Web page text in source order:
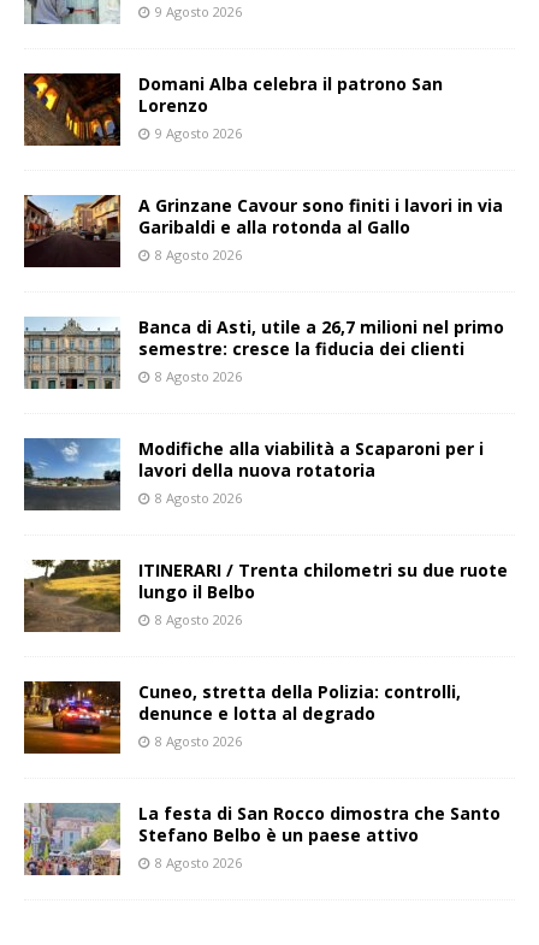
9 Agosto 2026
Domani Alba celebra il patrono San
Lorenzo
9 Agosto 2026
A Grinzane Cavour sono finiti i lavori in via
Garibaldi e alla rotonda al Gallo
8 Agosto 2026
Banca di Asti, utile a 26,7 milioni nel primo
semestre: cresce la fiducia dei clienti
8 Agosto 2026
Modifiche alla viabilità a Scaparoni per i
lavori della nuova rotatoria
8 Agosto 2026
ITINERARI / Trenta chilometri su due ruote
lungo il Belbo
8 Agosto 2026
Cuneo, stretta della Polizia: controlli,
denunce e lotta al degrado
8 Agosto 2026
La festa di San Rocco dimostra che Santo
Stefano Belbo è un paese attivo
8 Agosto 2026